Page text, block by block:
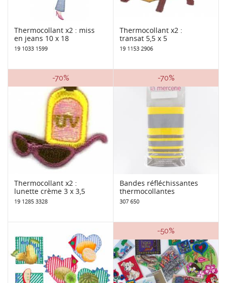
Thermocollant x2 : miss
en jeans 10 x 18
19 1033 1599
Thermocollant x2 :
transat 5,5 x 5
19 1153 2906
-70%
Thermocollant x2 :
lunette crème 3 x 3,5
19 1285 3328
-70%
Bandes réfléchissantes
thermocollantes
307 650
-50%